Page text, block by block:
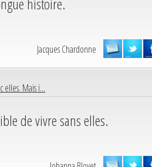
Jacques Chardonne
elles. Mais i...
de vivre sans elles.